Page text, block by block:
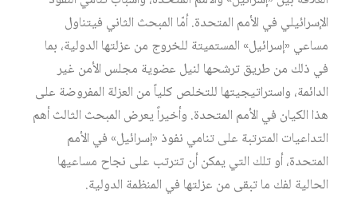
الإسرائيلي في الأمم المتحدة. أمّا المبحث الثاني فيتناول
مساعي «إسرائيل» المستميتة للخروج من عزلتها الدولية، بما
في ذلك من طريق ترشحها لنيل عضوية مجلس الأمن غير
الدائمة، واستراتيجيتها للتخلص كلياً من العزلة المفروضة على
هذا الكيان في الأمم المتحدة. وأخيراً يعرض المبحث الثالث أهم
التداعيات المترتبة على تنامي نفوذ «إسرائيل» في الأمم
المتحدة، أو تلك التي يمكن أن تترتب على نجاح مساعيها
الحالية لفك ما تبقى من عزلتها في المنظمة الدولية.